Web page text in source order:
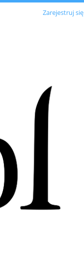
Zarejestruj się